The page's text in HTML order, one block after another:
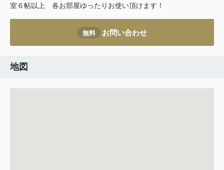
室６帖以上
各お部屋ゆったりお使い頂けます！
無料 お問い合わせ
地図